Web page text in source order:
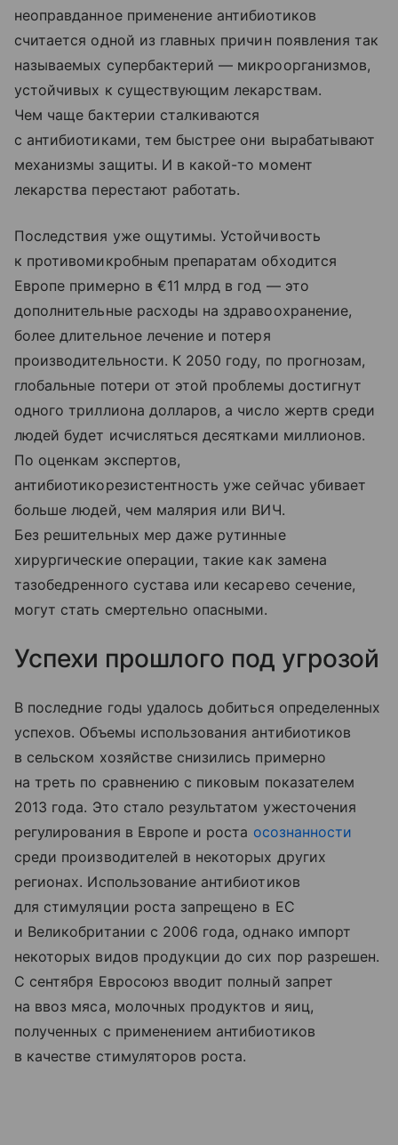
неоправданное применение антибиотиков
считается одной из главных причин появления так
называемых супербактерий — микроорганизмов,
устойчивых к существующим лекарствам.
Чем чаще бактерии сталкиваются
с антибиотиками, тем быстрее они вырабатывают
механизмы защиты. И в какой-то момент
лекарства перестают работать.
Последствия уже ощутимы. Устойчивость
к противомикробным препаратам обходится
Европе примерно в €11 млрд в год — это
дополнительные расходы на здравоохранение,
более длительное лечение и потеря
производительности. К 2050 году, по прогнозам,
глобальные потери от этой проблемы достигнут
одного триллиона долларов, а число жертв среди
людей будет исчисляться десятками миллионов.
По оценкам экспертов,
антибиотикорезистентность уже сейчас убивает
больше людей, чем малярия или ВИЧ.
Без решительных мер даже рутинные
хирургические операции, такие как замена
тазобедренного сустава или кесарево сечение,
могут стать смертельно опасными.
Успехи прошлого под угрозой
В последние годы удалось добиться определенных
успехов. Объемы использования антибиотиков
в сельском хозяйстве снизились примерно
на треть по сравнению с пиковым показателем
2013 года. Это стало результатом ужесточения
регулирования в Европе и роста осознанности
среди производителей в некоторых других
регионах. Использование антибиотиков
для стимуляции роста запрещено в ЕС
и Великобритании с 2006 года, однако импорт
некоторых видов продукции до сих пор разрешен.
С сентября Евросоюз вводит полный запрет
на ввоз мяса, молочных продуктов и яиц,
полученных с применением антибиотиков
в качестве стимуляторов роста.